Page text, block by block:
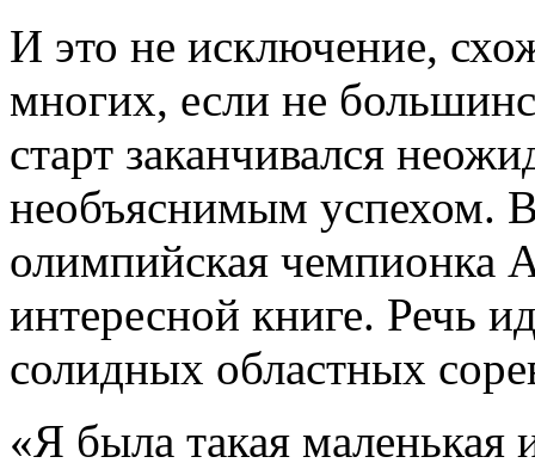
И это не исключение,
многих, если не
старт заканчивался
необъяснимым успехом.
олимпийская чемпионка
интересной книге. Речь
солидных областных
«Я была такая маленькая